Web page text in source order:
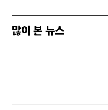
기
많이 본 뉴스